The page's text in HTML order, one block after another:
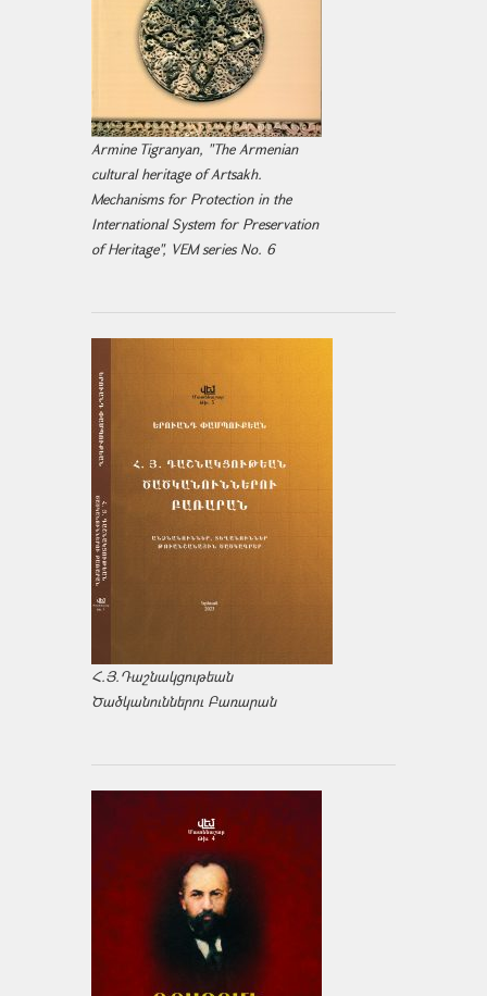
Armine Tigranyan, "The Armenian
cultural heritage of Artsakh.
Mechanisms for Protection in the
International System for Preservation
of Heritage", VEM series No. 6
Հ.Յ.Դաշնակցութեան
Ծածկանուններու Բառարան